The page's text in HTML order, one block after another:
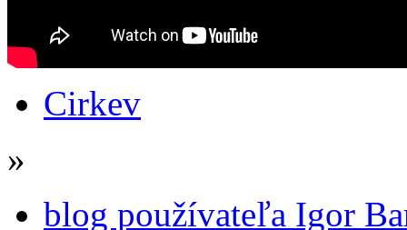
Cirkev
»
blog používateľa Igor